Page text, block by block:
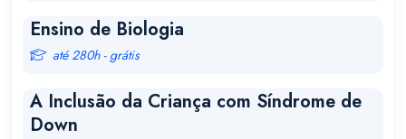
Ensino de Biologia
até 280h - grátis
A Inclusão da Criança com Síndrome de
Down